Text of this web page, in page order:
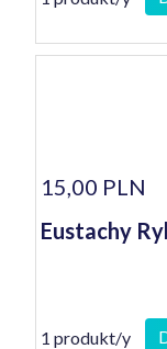
15,00 PLN
Eustachy
1 produkt/y